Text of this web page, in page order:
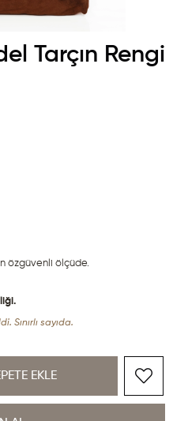
Tarçın Rengi
özgüvenli ölçüde.
Sınırlı sayıda.